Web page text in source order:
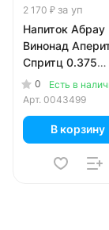
2 170 ₽ за уп
Напиток Абрау
Винонад
Спритц 0.375
литра, газ,
12 шт. в уп.
0
Есть в
Арт. 0043499
В корзину